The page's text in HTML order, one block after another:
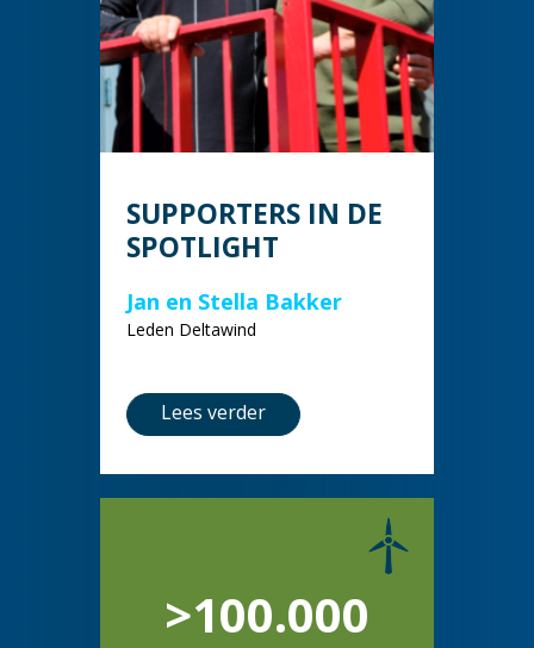
SUPPORTERS IN DE
SPOTLIGHT
Jan en Stella Bakker
Leden Deltawind
Lees verder
>100.000